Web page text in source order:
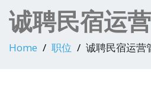
诚聘民宿运
Home 职位 诚聘民宿运营